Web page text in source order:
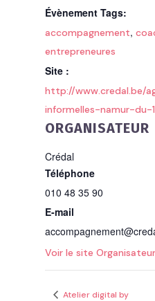
Évènement Tags:
accompagnement,
entrepreneures
Site :
http://www.credal.be/
informelles-namur-du-
ORGANISATEUR
Crédal
Téléphone
010 48 35 90
E-mail
Voir le site Organisateur
Atelier digital by